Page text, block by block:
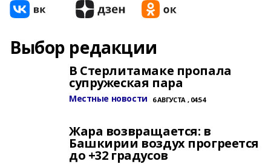
Выбор редакции
В Стерлитамаке пропала
супружеская пара
Местные новости 6 АВГУСТА , 04:54
Жара возвращается: в
Башкирии воздух прогреется
до +32 градусов